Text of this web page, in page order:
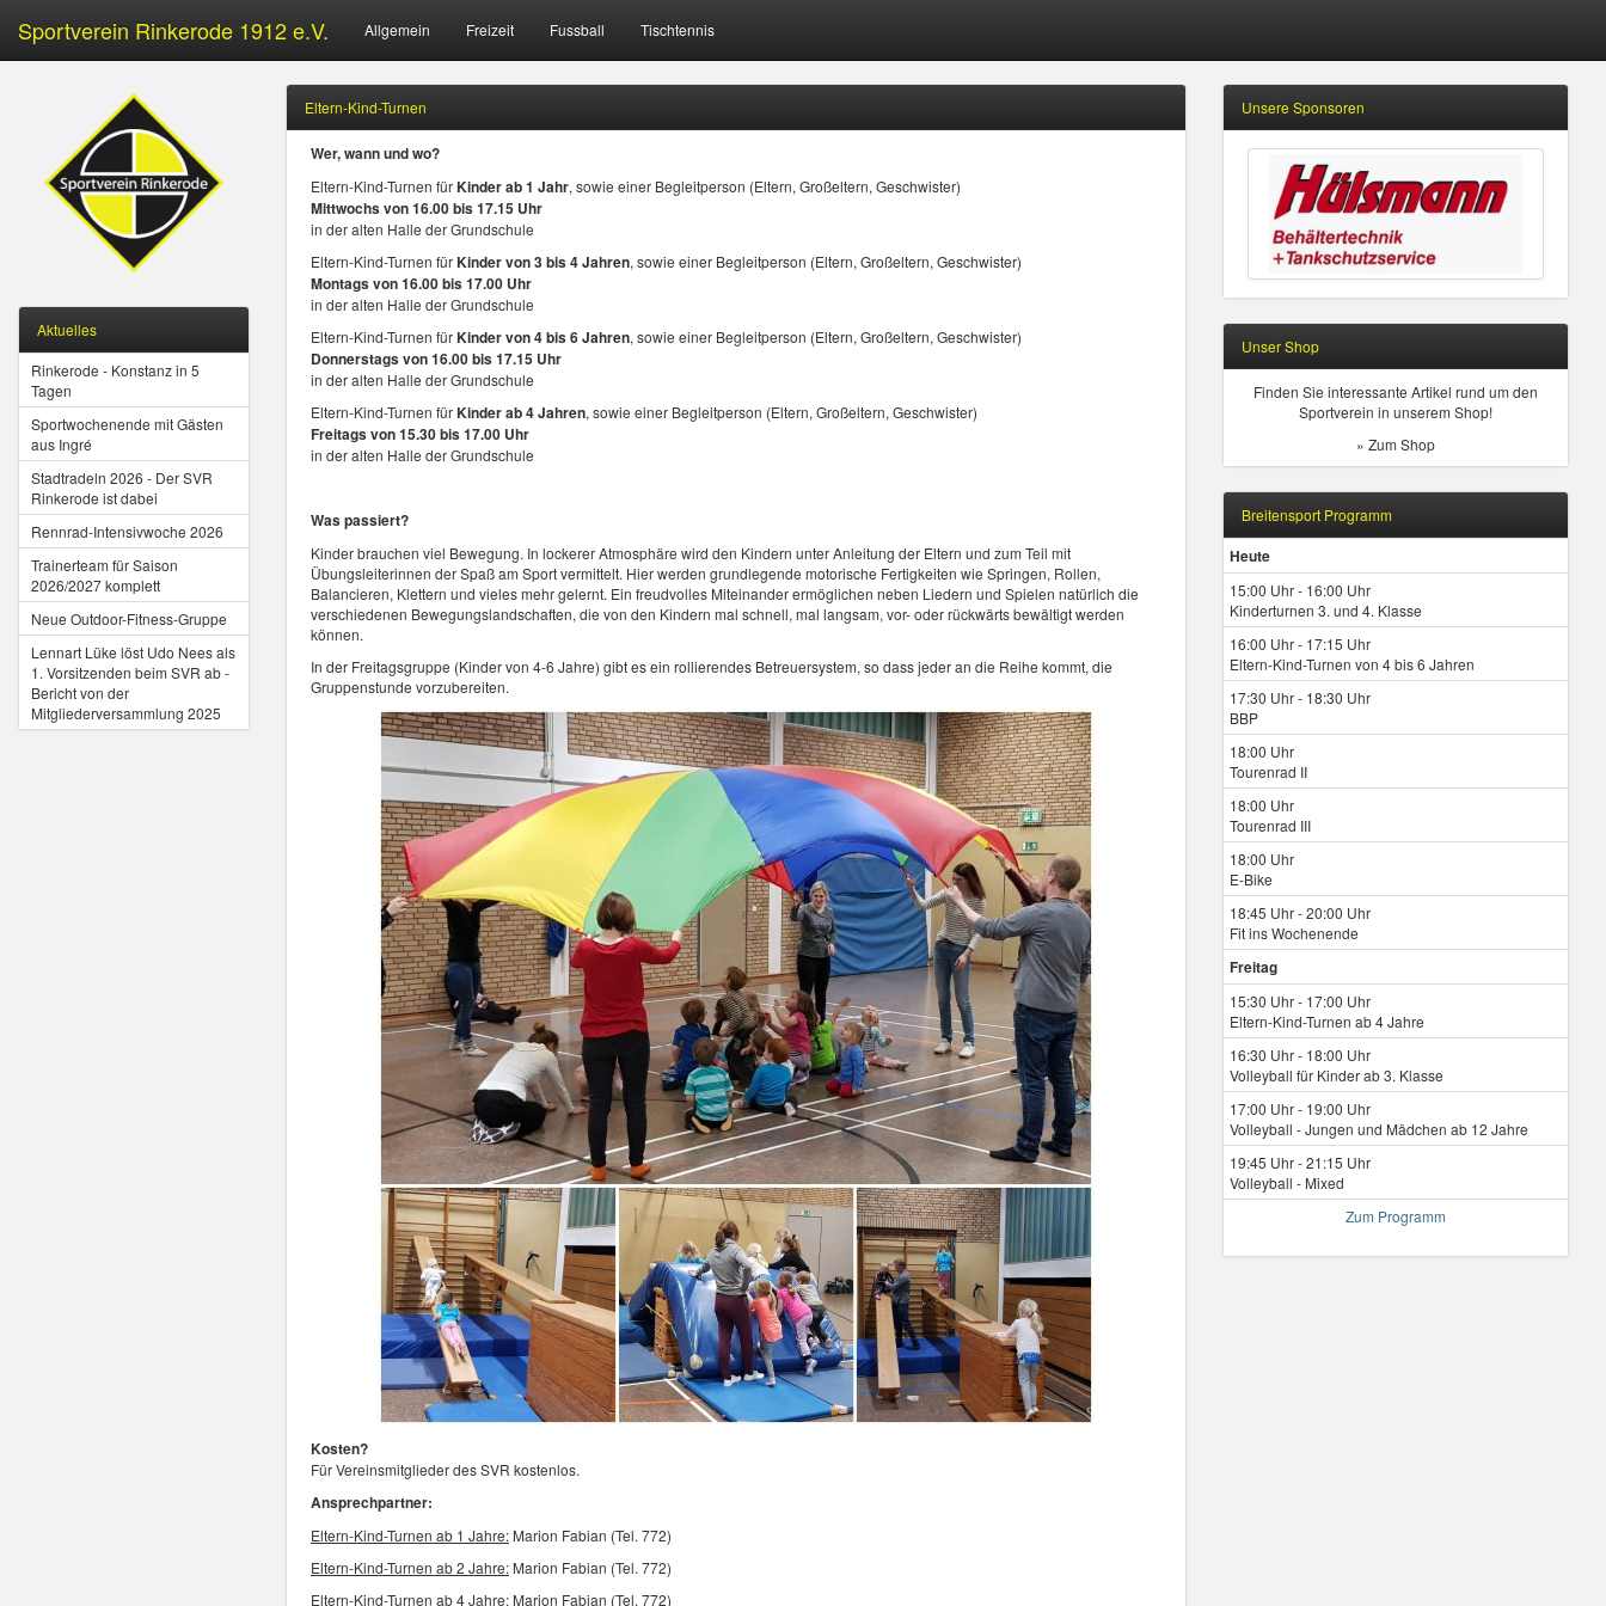
Sportverein Rinkerode 1912 e.V. Allgemein Freizeit Fussball Tischtennis
Aktuelles
Rinkerode - Konstanz in 5
Tagen
Sportwochenende mit Gästen
aus Ingré
Stadtradeln 2026 - Der SVR
Rinkerode ist dabei
Rennrad-Intensivwoche 2026
Trainerteam für Saison
2026/2027 komplett
Neue Outdoor-Fitness-Gruppe
Lennart Lüke löst Udo Nees als
1. Vorsitzenden beim SVR ab -
Bericht von der
Mitgliederversammlung 2025
Eltern-Kind-Turnen
Wer, wann und wo?
Eltern-Kind-Turnen fürKinder ab 1 Jahr, sowie einer Begleitperson (Eltern, Großeltern, Geschwister)
Mittwochs von 16.00 bis 17.15 Uhr
in der alten Halle der Grundschule
Eltern-Kind-Turnen fürKinder von 3 bis 4 Jahren, sowie einer Begleitperson (Eltern, Großeltern, Geschwister)
Montags von 16.00 bis 17.00 Uhr
in der alten Halle der Grundschule
Eltern-Kind-Turnen fürKinder von 4 bis 6 Jahren, sowie einer Begleitperson (Eltern, Großeltern, Geschwister)
Donnerstags von 16.00 bis 17.15 Uhr
in der alten Halle der Grundschule
Eltern-Kind-Turnen fürKinder ab 4 Jahren, sowie einer Begleitperson (Eltern, Großeltern, Geschwister)
Freitags von 15.30 bis 17.00 Uhr
in der alten Halle der Grundschule
Was passiert?
Kinder brauchen viel Bewegung. In lockerer Atmosphäre wird den Kindern unter Anleitung der Eltern und zum Teil mit
Übungsleiterinnen der Spaß am Sport vermittelt. Hier werden grundlegende motorische Fertigkeiten wie Springen, Rollen,
Balancieren, Klettern und vieles mehr gelernt. Ein freudvolles Miteinander ermöglichen neben Liedern und Spielen natürlich die
verschiedenen Bewegungslandschaften, die von den Kindern mal schnell, mal langsam, vor- oder rückwärts bewältigt werden
können.
In der Freitagsgruppe (Kinder von 4-6 Jahre) gibt es ein rollierendes Betreuersystem, so dass jeder an die Reihe kommt, die
Gruppenstunde vorzubereiten.
Kosten?
Für Vereinsmitglieder des SVR kostenlos.
Ansprechpartner:
Eltern-Kind-Turnen ab 1 Jahre: Marion Fabian (Tel. 772)
Eltern-Kind-Turnen ab 2 Jahre: Marion Fabian (Tel. 772)
Eltern-Kind-Turnen ab 4 Jahre: Marion Fabian (Tel. 772)
Unsere Sponsoren
Unser Shop
Finden Sie interessante Artikel rund um den
Sportverein in unserem Shop!
» Zum Shop
Breitensport Programm
Heute
15:00 Uhr - 16:00 Uhr
Kinderturnen 3. und 4. Klasse
16:00 Uhr - 17:15 Uhr
Eltern-Kind-Turnen von 4 bis 6 Jahren
17:30 Uhr - 18:30 Uhr
BBP
18:00 Uhr
Tourenrad II
18:00 Uhr
Tourenrad III
18:00 Uhr
E-Bike
18:45 Uhr - 20:00 Uhr
Fit ins Wochenende
Freitag
15:30 Uhr - 17:00 Uhr
Eltern-Kind-Turnen ab 4 Jahre
16:30 Uhr - 18:00 Uhr
Volleyball für Kinder ab 3. Klasse
17:00 Uhr - 19:00 Uhr
Volleyball - Jungen und Mädchen ab 12 Jahre
19:45 Uhr - 21:15 Uhr
Volleyball - Mixed
Zum Programm